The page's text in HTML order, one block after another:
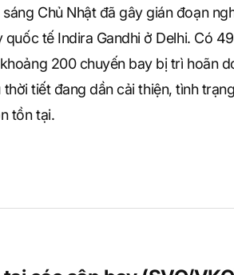
Chủ Nhật đã gây gián đoạn
quốc tế Indira Gandhi ở Delhi. Có
200 chuyến bay bị trì hoãn
tiết đang dần cải thiện, tình
tồn tại.